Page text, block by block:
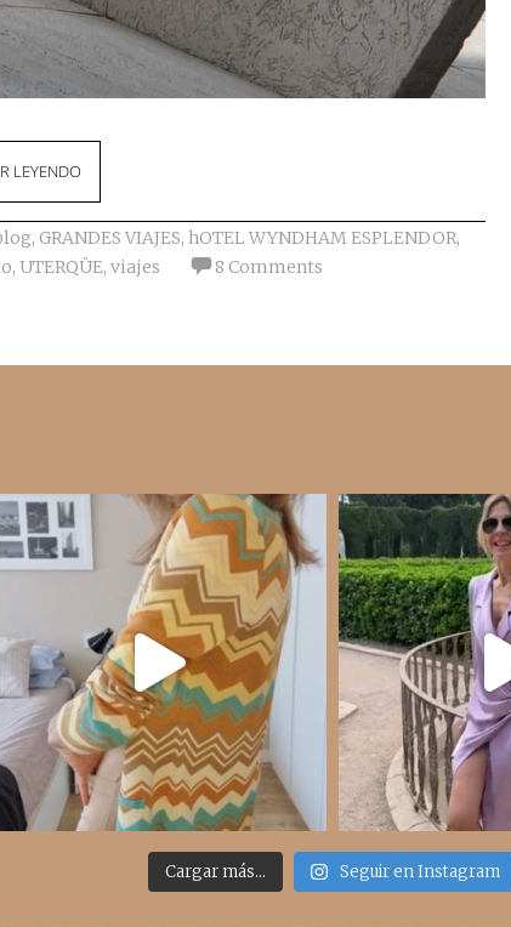
LEYENDO
, GRANDES VIAJES, hOTEL WYNDHAM ESPLENDOR,
, UTERQÜE, viajes 8 Comments
Cargar más... Seguir en Instagram